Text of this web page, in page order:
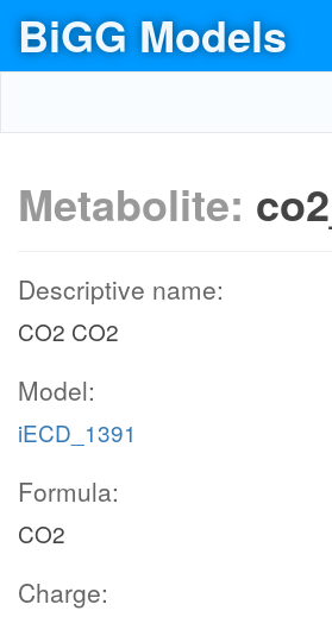
BiGG Models
Metabolite:
Descriptive name:
CO2 CO2
Model:
iECD_1391
Formula:
CO2
Charge: